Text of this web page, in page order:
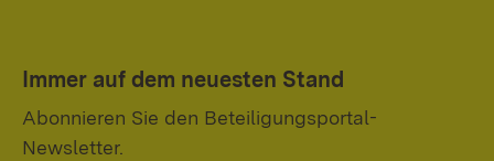
Immer auf dem neuesten Stand
Abonnieren Sie den Beteiligungsportal-
Newsletter.